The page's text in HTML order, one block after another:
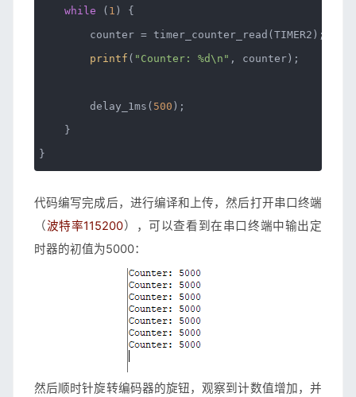
while ( 1 ) {
counter = timer_counter_read(TIMER2);
printf ( "Counter: %d\n" , counter);
delay_1ms( 500 );
}
}
代码编写完成后，进行编译和上传，然后打开串口终端
（波特率115200），可以查看到在串口终端中输出定
时器的初值为5000：
然后顺时针旋转编码器的旋钮，观察到计数值增加，并